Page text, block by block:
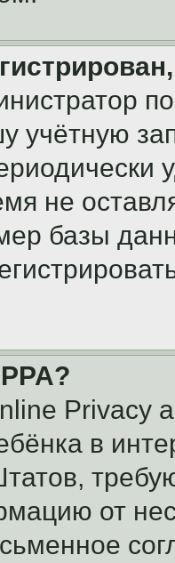
учётную
не
базы
Privacy
в
от